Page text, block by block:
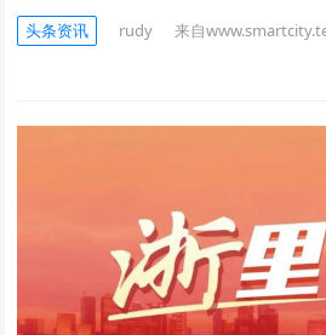
头条资讯 rudy 来自